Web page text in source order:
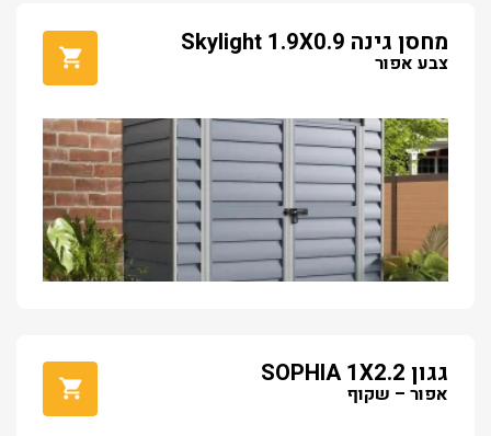
מחסן גינה Skylight 1.9X0.9
צבע אפור
גגון SOPHIA 1X2.2
אפור – שקוף